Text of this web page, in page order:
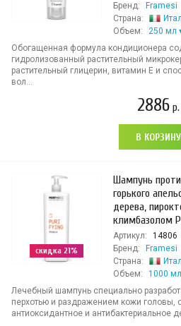
Бренд:
Framesi
Страна:
Объем:
250 мл
Обогащенная формула кондиционера
гидролизованный растительный
растительный глицерин, витамин Е и
вол...
2886 р.
В КОРЗИНУ
скидка 21%
Шампунь
горького
дерева,
климбазолом
Артикул:
14806
Бренд:
Framesi
Страна:
Объем:
1000 мл
Лечебный шампунь специально
перхотью и раздражением кожи головы,
антиоксидантное и антибактериальное